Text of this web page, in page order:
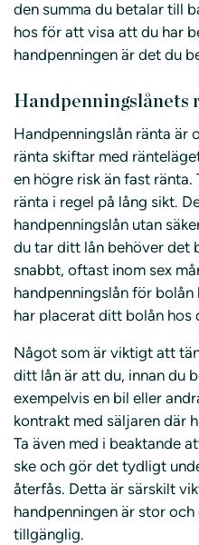
den summa du betalar till
hos för att visa att du har
handpenningen är det du
Handpenningslånets
Handpenningslån ränta är
ränta skiftar med
en högre risk än fast
ränta i regel på lång sikt.
handpenningslån utan
du tar ditt lån behöver det
snabbt, oftast inom sex
handpenningslån för
har placerat ditt bolån hos
Något som är viktigt att
ditt lån är att du, innan du
exempelvis en bil eller
kontrakt med säljaren där
Ta även med i beaktande
ske och gör det tydligt
återfås. Detta är särskilt
handpenningen är stor
tillgänglig.